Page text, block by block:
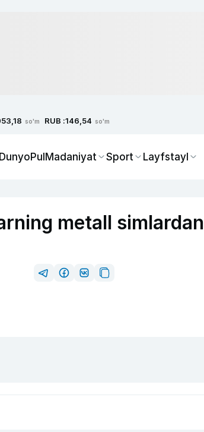
so'm RUB :146,54 so'm
DunyoPulMadaniyat Sport Layfstayl
metall simlardan